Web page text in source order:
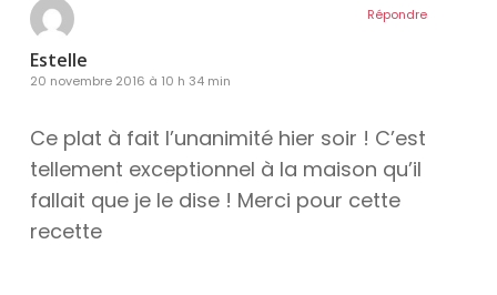
Estelle
20 novembre 2016 à 10 h 34 min
Ce plat à fait l’unanimité hier soir ! C’est
tellement exceptionnel à la maison qu’il
fallait que je le dise ! Merci pour cette
recette
Répondre